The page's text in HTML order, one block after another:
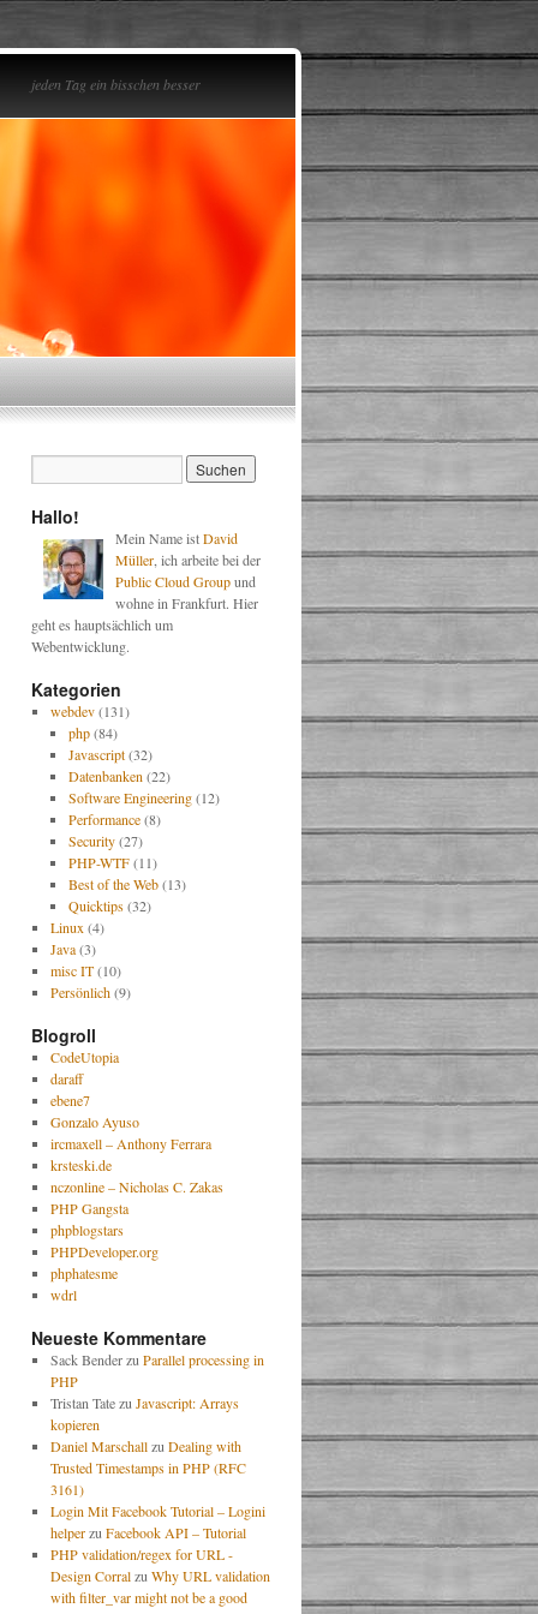
jeden Tag ein bisschen besser
Hallo!
Mein Name istDavid
Müller , ich arbeite bei der
Public Cloud Groupund
wohne in Frankfurt. Hier
geht es hauptsächlich um
Webentwicklung.
Kategorien
webdev(131)
php(84)
Javascript(32)
Datenbanken (22)
Software Engineering(12)
Performance(8)
Security(27)
PHP-WTF(11)
Best of the Web(13)
Quicktips(32)
Linux (4)
Java(3)
misc IT(10)
Persönlich(9)
Blogroll
CodeUtopia
daraff
ebene7
Gonzalo Ayuso
ircmaxell – Anthony Ferrara
krsteski.de
nczonline – Nicholas C. Zakas
PHP Gangsta
phpblogstars
PHPDeveloper.org
phphatesme
wdrl
Neueste Kommentare
Sack Benderzu Parallel processing in
PHP
Tristan Tatezu Javascript: Arrays
kopieren
Daniel Marschallzu Dealing with
Trusted Timestamps in PHP (RFC
3161)
Login Mit Facebook Tutorial – Logini
helperzu Facebook API – Tutorial
PHP validation/regex for URL -
Design Corralzu Why URL validation
with filter_var might not be a good